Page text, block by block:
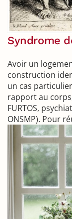
Syndrome
Avoir un
construction
un cas
rapport au
FURTOS,
ONSMP). Pour